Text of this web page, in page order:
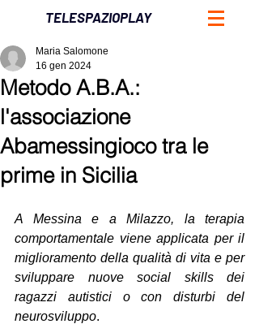
TELESPAZIOPLAY
Metodo A.B.A.:
l'associazione
Abamessingioco tra le
prime in Sicilia
Maria Salomone
16 gen 2024
A Messina e a Milazzo, la terapia
comportamentale viene applicata per il
miglioramento della qualità di vita e per
sviluppare nuove social skills dei
ragazzi autistici o con disturbi del
neurosviluppo.